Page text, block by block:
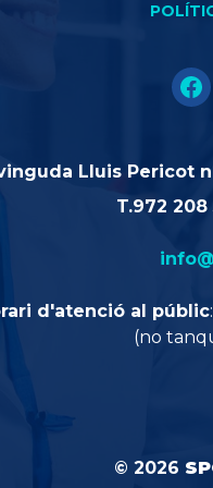
Lluis Pericot
T.972 208
d'atenció al públic
(no
© 2026